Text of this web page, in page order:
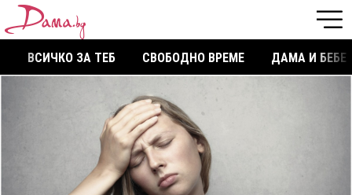
ВСИЧКО ЗА ТЕБ СВОБОДНО ВРЕМЕ ДАМА И БЕБЕ